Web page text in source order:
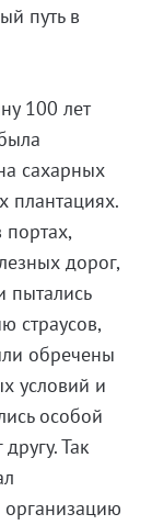
путь в
100 лет
сахарных
плантациях.
портах,
дорог,
пытались
страусов,
обречены
условий и
особой
Так
организацию